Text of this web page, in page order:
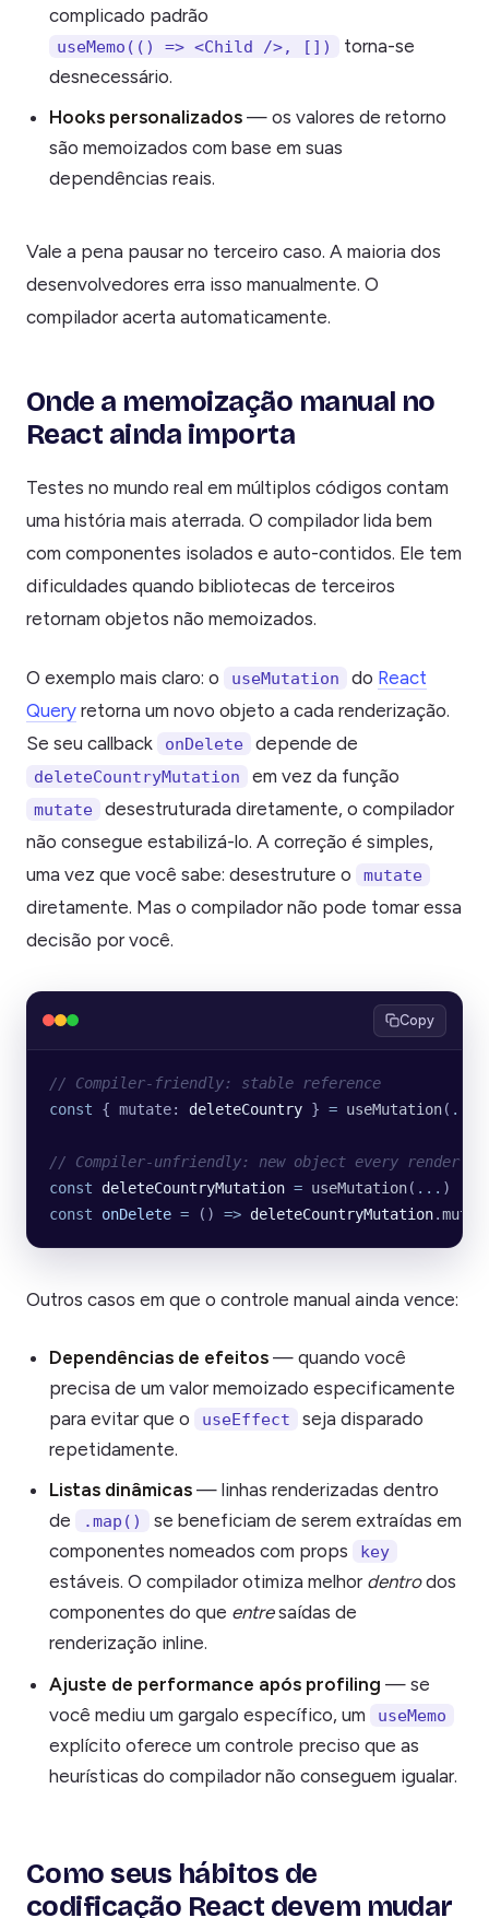
complicado padrão
useMemo(() => <Child />, [])
torna-se
desnecessário.
Hooks personalizados— os valores de retorno
são memoizados com base em suas
dependências reais.
Vale a pena pausar no terceiro caso. A maioria dos
desenvolvedores erra isso manualmente. O
compilador acerta automaticamente.
Onde a memoização manual no
React ainda importa
Testes no mundo real em múltiplos códigos contam
uma história mais aterrada. O compilador lida bem
com componentes isolados e auto-contidos. Ele tem
dificuldades quando bibliotecas de terceiros
retornam objetos não memoizados.
O exemplo mais claro: o useMutation do React
Query retorna um novo objeto a cada renderização.
Se seu callback
onDelete depende de
deleteCountryMutation em vez da função
mutate
desestruturada diretamente, o compilador
não consegue estabilizá-lo. A correção é simples,
uma vez que você sabe: desestruture o
mutate
diretamente. Mas o compilador não pode tomar essa
decisão por você.
Copy
// Compiler-friendly: stable reference
const { mutate: deleteCountry } = useMutation( ...
// Compiler-unfriendly: new object every render
const deleteCountryMutation = useMutation( ... )
const onDelete = () => deleteCountryMutation.
Outros casos em que o controle manual ainda vence:
Dependências de efeitos— quando você
precisa de um valor memoizado especificamente
para evitar que o
useEffect
seja disparado
repetidamente.
Listas dinâmicas— linhas renderizadas dentro
de
.map()
se beneficiam de serem extraídas em
componentes nomeados com props
key
estáveis. O compilador otimiza melhor dentrodos
componentes do que entresaídas de
renderização inline.
Ajuste de performance após profiling — se
você mediu um gargalo específico, um
useMemo
explícito oferece um controle preciso que as
heurísticas do compilador não conseguem igualar.
Como seus hábitos de
codificação React devem mudar